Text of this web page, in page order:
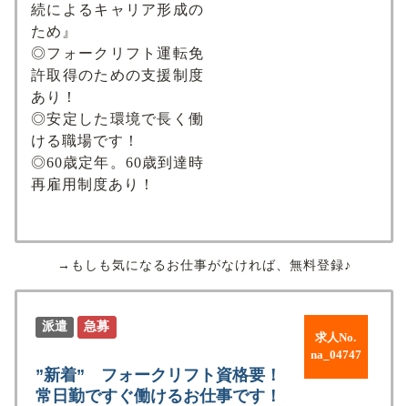
続によるキャリア形成の
ため』
◎フォークリフト運転免
許取得のための支援制度
あり！
◎安定した環境で長く働
ける職場です！
◎60歳定年。60歳到達時
再雇用制度あり！
→もしも気になるお仕事がなければ、無料登録♪
求人No.
na_04747
派遣 急募
”新着” フォークリフト資格要！
常日勤ですぐ働けるお仕事です！